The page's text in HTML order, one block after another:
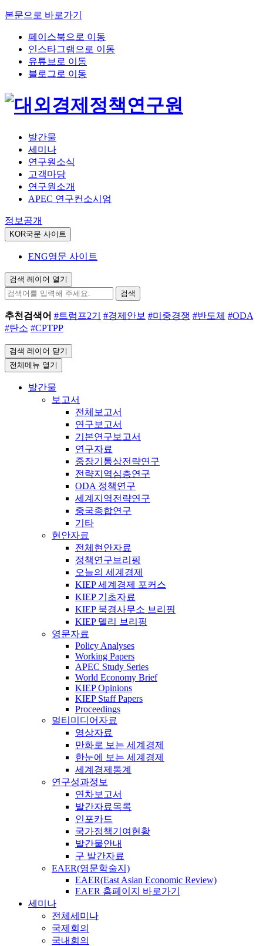
본문으로 바로가기
페이스북으로 이동
인스타그램으로 이동
유튜브로 이동
블로그로 이동
발간물
세미나
연구원소식
고객마당
연구원소개
APEC 연구컨소시엄
정보공개
KOR국문 사이트
ENG영문 사이트
검색 레이어 열기
검색
추천검색어 #트럼프2기 #경제안보 #미중경쟁 #반도체 #ODA
#탄소 #CPTPP
검색 레이어 닫기
전체메뉴 열기
발간물
보고서
전체보고서
연구보고서
기본연구보고서
연구자료
중장기통상전략연구
전략지역심층연구
ODA 정책연구
세계지역전략연구
중국종합연구
기타
현안자료
전체현안자료
정책연구브리핑
오늘의 세계경제
KIEP 세계경제 포커스
KIEP 기초자료
KIEP 북경사무소 브리핑
KIEP 델리 브리핑
영문자료
Policy Analyses
Working Papers
APEC Study Series
World Economy Brief
KIEP Opinions
KIEP Staff Papers
Proceedings
멀티미디어자료
영상자료
만화로 보는 세계경제
한눈에 보는 세계경제
세계경제통계
연구성과정보
연차보고서
발간자료목록
인포카드
국가정책기여현황
발간물안내
구 발간자료
EAER(영문학술지)
EAER(East Asian Economic Review)
EAER 홈페이지 바로가기
세미나
전체세미나
국제회의
국내회의